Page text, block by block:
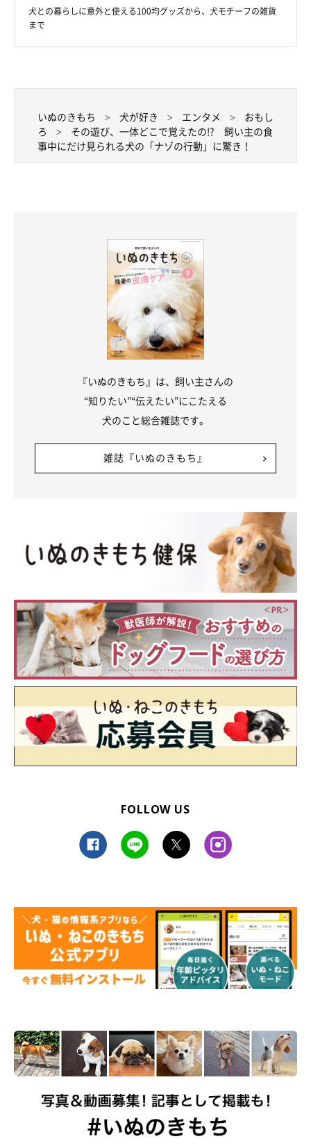
飼い主さんのXには、飼い主さんと楽しそうに遊ぶ様子や、散歩
する様子、おいしそうにごはんを食べる様子など、幸せいっぱい
「まだ1才なので、おこめの知らない楽しいことがまだまだこれ
からもたくさんあると思います。一緒に楽しい思い出をたくさん
“猿期”真っ只中だったポメラニアンの子犬 2才
の現在、ふわふわな姿に成長した変化にキュ
2才でふわふわな成犬に。生後5カ月から成長を見守ってきた飼い主
写真提供・取材協力／@okome_1224さん／X（旧Twitter）
取材・文／二宮ねこむ
2024年9月時点の情報であり、現在と異なる場合があります。
犬との暮らしに意外と使える100均グッズから、犬モチーフの雑貨
まで
いぬのきもち 犬が好き エンタメ
おもし
ろ
その遊び、一体どこで覚えたの!? 飼い主の食
事中にだけ見られる犬の「ナゾの行動」に驚き！
『いぬのきもち』は、飼い主さんの
“知りたい”“伝えたい”にこたえる
犬のこと総合雑誌です。
雑誌『いぬのきもち』
FOLLOW US